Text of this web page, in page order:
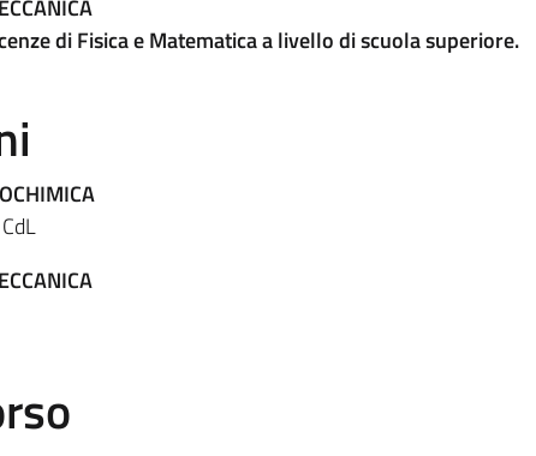
di Fisica e Matematica a livello di scuola superiore.